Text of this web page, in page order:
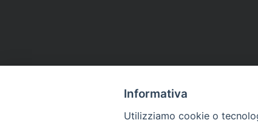
Informativa
Utilizziamo cookie o